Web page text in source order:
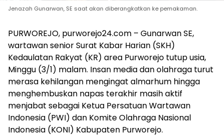
Jenazah Gunarwan, SE saat akan diberangkatkan ke pemakaman.
PURWOREJO, purworejo24.com – Gunarwan SE,
wartawan senior Surat Kabar Harian (SKH)
Kedaulatan Rakyat (KR) area Purworejo tutup usia,
Minggu (3/1) malam. Insan media dan olahraga turut
merasa kehilangan mengingat almarhum hingga
menghembuskan napas terakhir masih aktif
menjabat sebagai Ketua Persatuan Wartawan
Indonesia (PWI) dan Komite Olahraga Nasional
Indonesia (KONI) Kabupaten Purworejo.